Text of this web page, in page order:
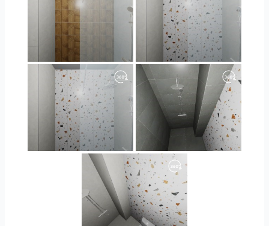
Orlando_kanect_1-01 Orlando_kanect_3-01
Orlando_kanect_4-01